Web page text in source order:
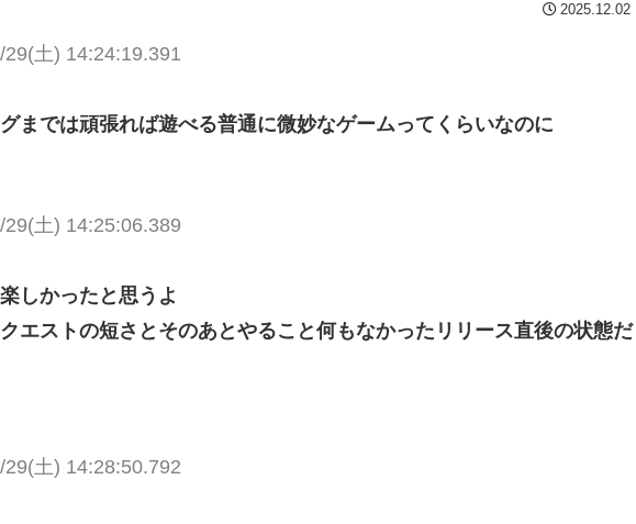
2025.12.02
29(土) 14:24:19.391
までは頑張れば遊べる普通に微妙なゲームってくらいなのに
29(土) 14:25:06.389
しかったと思うよ
エストの短さとそのあとやること何もなかったリリース直後の状態だ
29(土) 14:28:50.792